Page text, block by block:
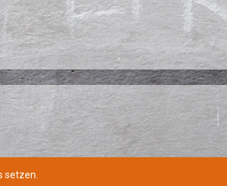
setzen.